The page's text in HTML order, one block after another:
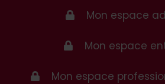
Mon espace
Mon espace
Mon espace